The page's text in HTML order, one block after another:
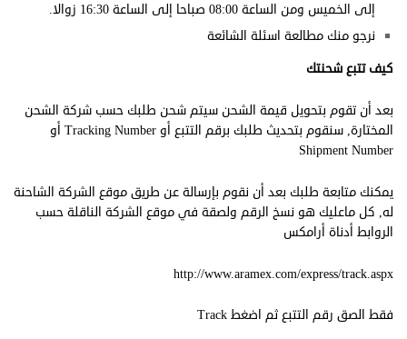
إلى الخميس ومن الساعة 08:00 صباحا إلى الساعة 16:30 زوالا.
نرجو منك مطالعة اسئلة الشائعة
كيف تتبع شحنتك
بعد أن تقوم بتحويل قيمة الشحن سيتم شحن طلبك حسب شركة الشحن
المختارة, سنقوم بتحديث طلبك برقم التتبع أو Tracking Number أو
Shipment Number
يمكنك متابعة طلبك بعد أن نقوم بإرسالة عن طريق موقع الشركة الشاحنة
له, كل ماعليك هو نسخ الرقم ولصقة في موقع الشركة الناقلة حسب
الروابط أدناة أرامكس
http://www.aramex.com/express/track.aspx
فقط الصق رقم التتبع ثم اضغط Track